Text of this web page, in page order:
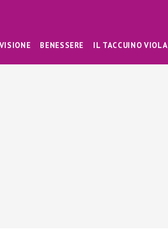
BENESSERE IL TACCUINO VIOLA